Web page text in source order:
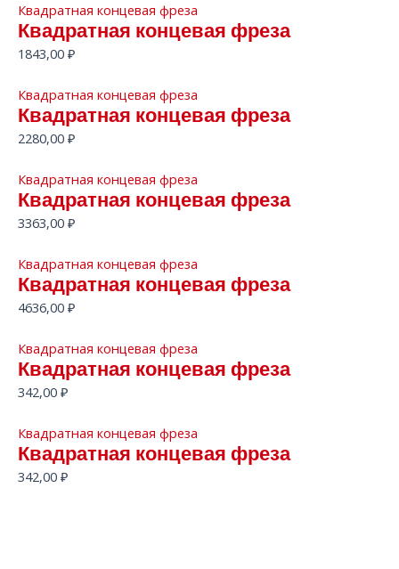
Квадратная концевая фреза
Квадратная концевая фреза
1843,00 ₽
Квадратная концевая фреза
Квадратная концевая фреза
2280,00 ₽
Квадратная концевая фреза
Квадратная концевая фреза
3363,00 ₽
Квадратная концевая фреза
Квадратная концевая фреза
4636,00 ₽
Квадратная концевая фреза
Квадратная концевая фреза
342,00 ₽
Квадратная концевая фреза
Квадратная концевая фреза
342,00 ₽